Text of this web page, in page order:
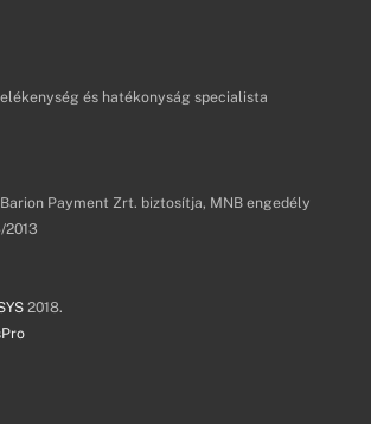
és hatékonyság specialista
Payment Zrt. biztosítja, MNB engedély
2013
2018.